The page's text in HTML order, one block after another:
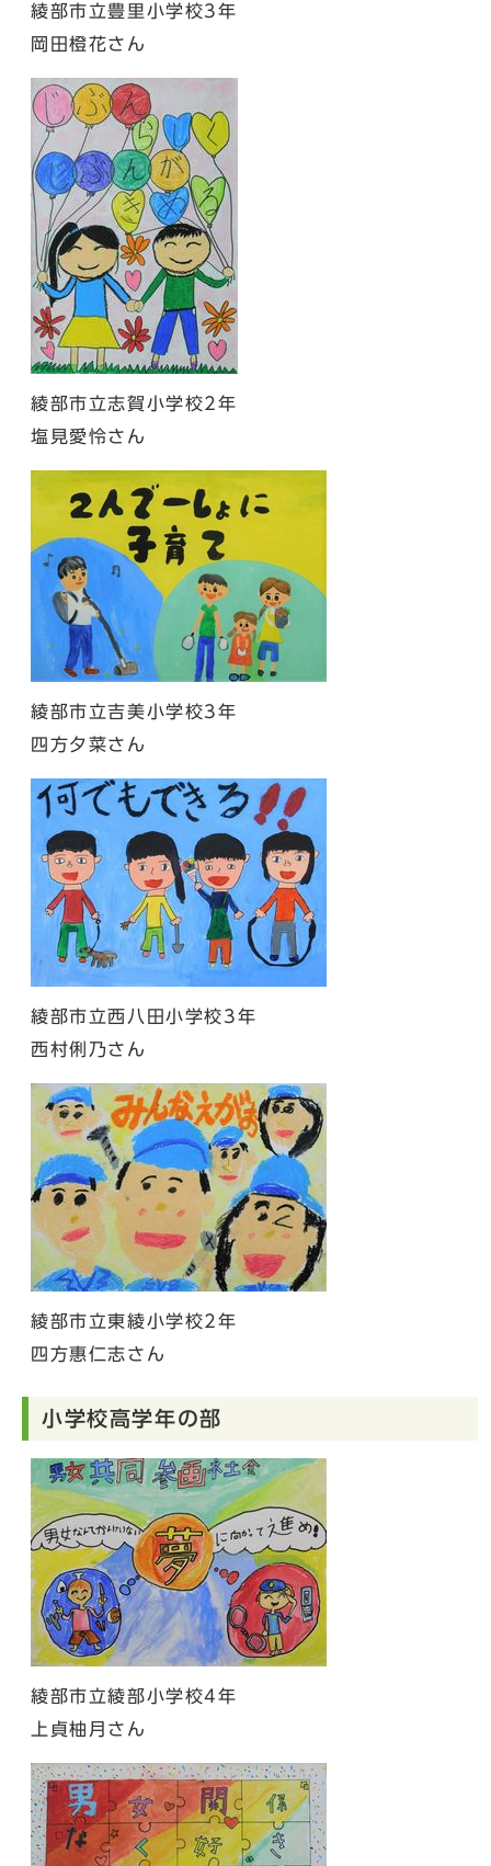
綾部市立豊里小学校3年
岡田橙花さん
綾部市立志賀小学校2年
塩見愛怜さん
綾部市立吉美小学校3年
四方夕菜さん
綾部市立西八田小学校3年
西村俐乃さん
綾部市立東綾小学校2年
四方惠仁志さん
小学校高学年の部
綾部市立綾部小学校4年
上貞柚月さん